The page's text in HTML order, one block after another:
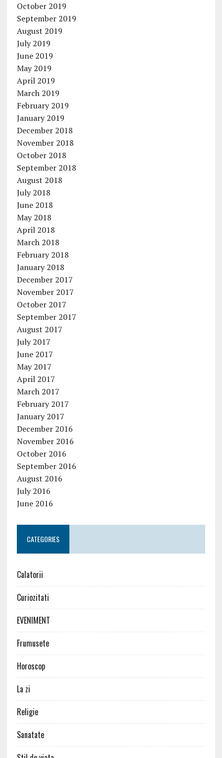
October 2019
September 2019
August 2019
July 2019
June 2019
May 2019
April 2019
March 2019
February 2019
January 2019
December 2018
November 2018
October 2018
September 2018
August 2018
July 2018
June 2018
May 2018
April 2018
March 2018
February 2018
January 2018
December 2017
November 2017
October 2017
September 2017
August 2017
July 2017
June 2017
May 2017
April 2017
March 2017
February 2017
January 2017
December 2016
November 2016
October 2016
September 2016
August 2016
July 2016
June 2016
CATEGORIES
Calatorii
Curiozitati
EVENIMENT
Frumusete
Horoscop
La zi
Religie
Sanatate